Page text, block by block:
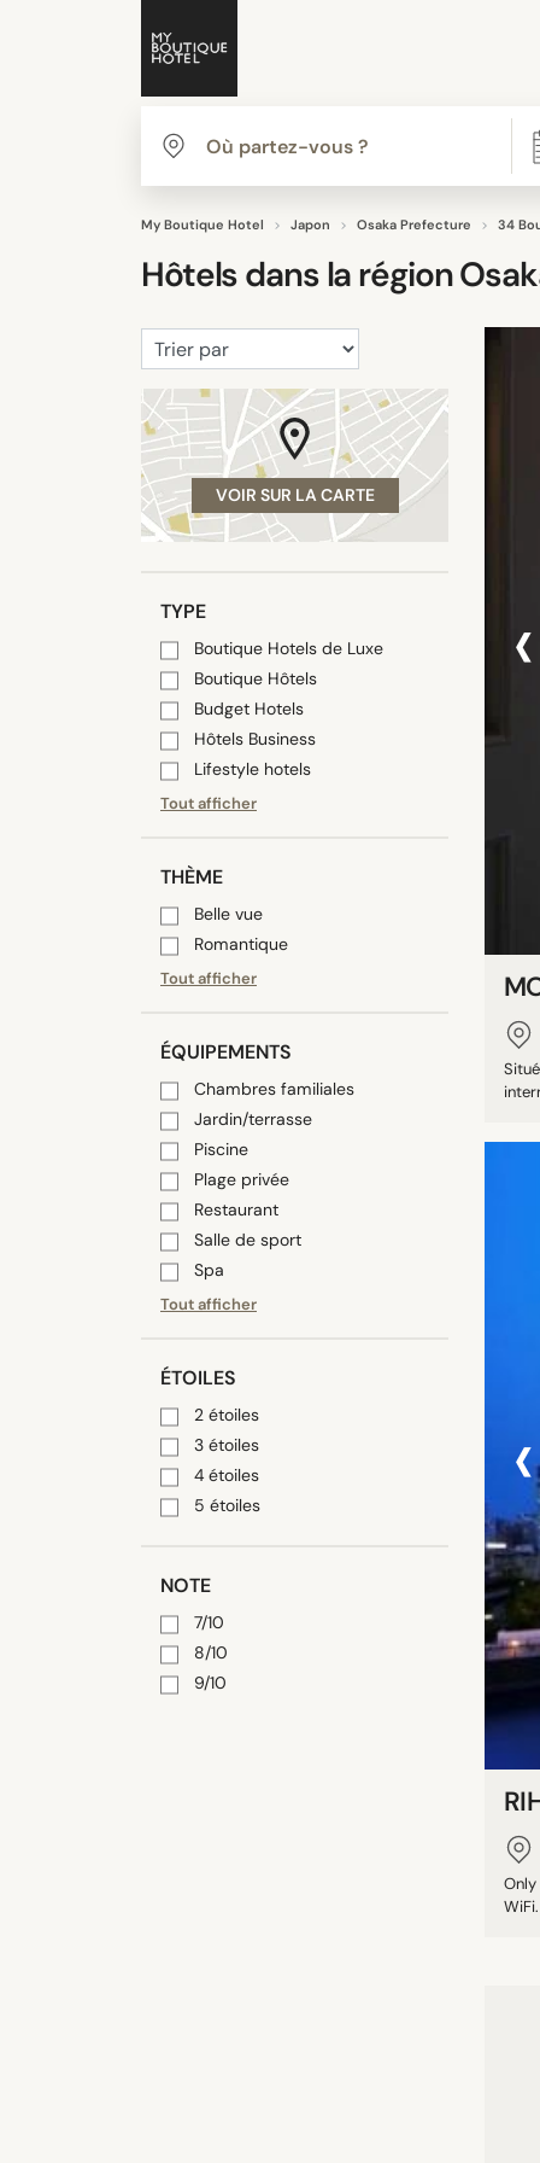
My Boutique Hotel Japon Osaka Prefecture 34
Hôtels dans la région
VOIR SUR LA CARTE
TYPE
Boutique Hotels de Luxe
Boutique Hôtels
Budget Hotels
Hôtels Business
Lifestyle hotels
Tout afficher
THÈME
Belle vue
Romantique
Tout afficher
ÉQUIPEMENTS
Chambres familiales
Jardin/terrasse
Piscine
Plage privée
Restaurant
Salle de sport
Spa
Tout afficher
ÉTOILES
2 étoiles
3 étoiles
4 étoiles
5 étoiles
NOTE
7/10
8/10
9/10
‹
‹